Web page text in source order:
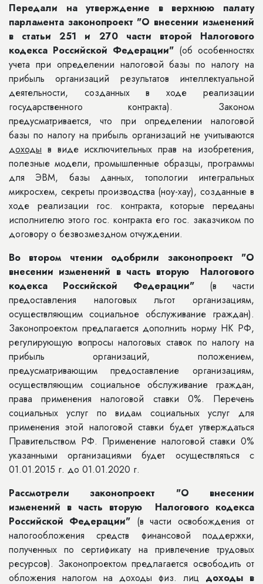
Передали на утверждение в верхнюю палату
парламента законопроект "О внесении изменений
в статьи 251 и 270 части второй Налогового
кодекса Российской Федерации" (об особенностях
учета при определении налоговой базы по налогу на
прибыль организаций результатов интеллектуальной
деятельности, созданных в ходе реализации
государственного контракта). Законом
предусматривается, что при определении налоговой
базы по налогу на прибыль организаций не учитываются
доходы в виде исключительных прав на изобретения,
полезные модели, промышленные образцы, программы
для ЭВМ, базы данных, топологии интегральных
микросхем, секреты производства (ноу-хау), созданные в
ходе реализации гос. контракта, которые переданы
исполнителю этого гос. контракта его гос. заказчиком по
договору о безвозмездном отчуждении.
Во втором чтении одобрили законопроект "О
внесении изменений в часть вторую Налогового
кодекса Российской Федерации"(в части
предоставления налоговых льгот организациям,
осуществляющим социальное обслуживание граждан).
Законопроектом предлагается дополнить норму НК РФ,
регулирующую вопросы налоговых ставок по налогу на
прибыль организаций, положением,
предусматривающим предоставление организациям,
осуществляющим социальное обслуживание граждан,
права применения налоговой ставки 0%. Перечень
социальных услуг по видам социальных услуг для
применения этой налоговой ставки будет утверждаться
Правительством РФ. Применение налоговой ставки 0%
указанными организациями будет осуществляться с
01.01.2015 г. до 01.01.2020 г.
Рассмотрели законопроект "О внесении
изменений в часть вторую Налогового кодекса
Российской Федерации" (в части освобождения от
налогообложения средств финансовой поддержки,
полученных по сертификату на привлечение трудовых
ресурсов). Законопроектом предлагается освободить от
обложения налогом на доходы физ. лиц доходы в